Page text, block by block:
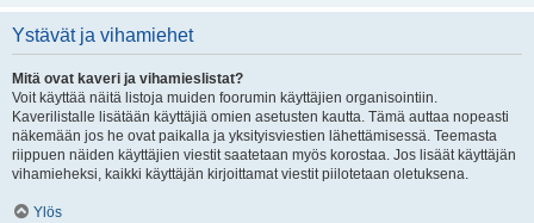
Ystävät ja vihamiehet
Mitä ovat kaveri ja vihamieslistat?
Voit käyttää näitä listoja muiden foorumin käyttäjien organisointiin.
Kaverilistalle lisätään käyttäjiä omien asetusten kautta. Tämä auttaa nopeasti
näkemään jos he ovat paikalla ja yksityisviestien lähettämisessä. Teemasta
riippuen näiden käyttäjien viestit saatetaan myös korostaa. Jos lisäät käyttäjän
vihamieheksi, kaikki käyttäjän kirjoittamat viestit piilotetaan oletuksena.
Ylös